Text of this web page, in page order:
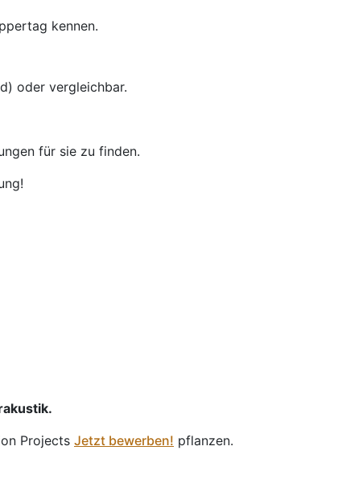
kennen.
oder vergleichbar.
für sie zu finden.
Projects Jetzt bewerben! pflanzen.